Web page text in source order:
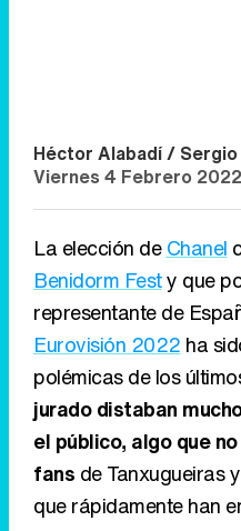
Héctor Alabadí /
Viernes 4 Febrero
La elección deChanel
Benidorm Festy que
representante de
Eurovisión 2022 ha
polémicas de los
jurado distaban
el público, algo que
fans de Tanxugueiras
que rápidamente han